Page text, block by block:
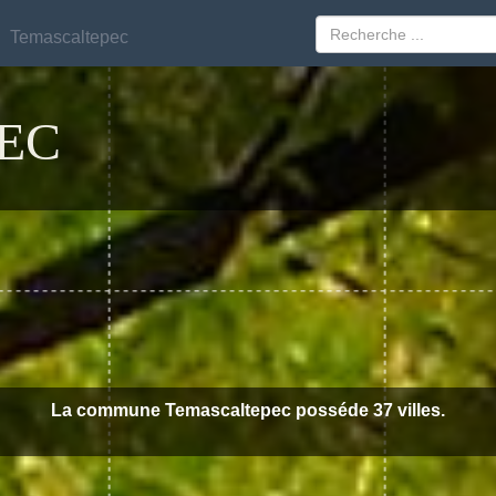
Temascaltepec
La commune Temascaltepec posséde 37 villes.
Temascaltepec